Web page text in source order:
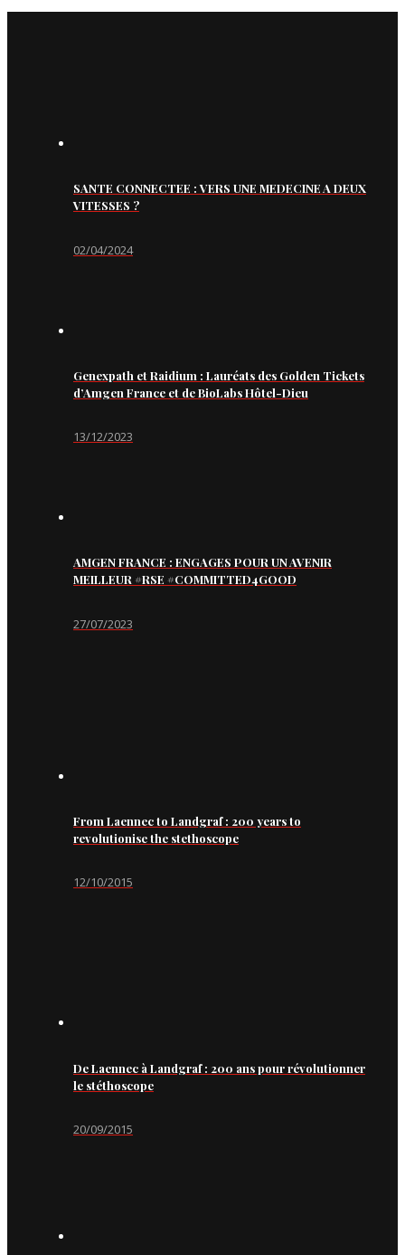
SANTE CONNECTEE : VERS UNE MEDECINE A DEUX
VITESSES ?
02/04/2024
Genexpath et Raidium : Lauréats des Golden Tickets
d’Amgen France et de BioLabs Hôtel-Dieu
13/12/2023
AMGEN FRANCE : ENGAGES POUR UN AVENIR
MEILLEUR #RSE #COMMITTED4GOOD
27/07/2023
From Laennec to Landgraf : 200 years to
revolutionise the stethoscope
12/10/2015
De Laennec à Landgraf : 200 ans pour révolutionner
le stéthoscope
20/09/2015